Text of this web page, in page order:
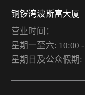
铜锣湾波斯富大厦
营业时间：
星期一至六: 10:00
星期日及公众假期: